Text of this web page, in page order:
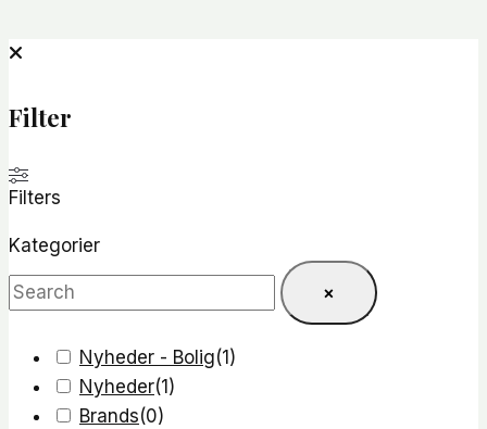
Filter
Filters
Kategorier
×
Nyheder - Bolig(1 )
Nyheder(1 )
Brands(0)